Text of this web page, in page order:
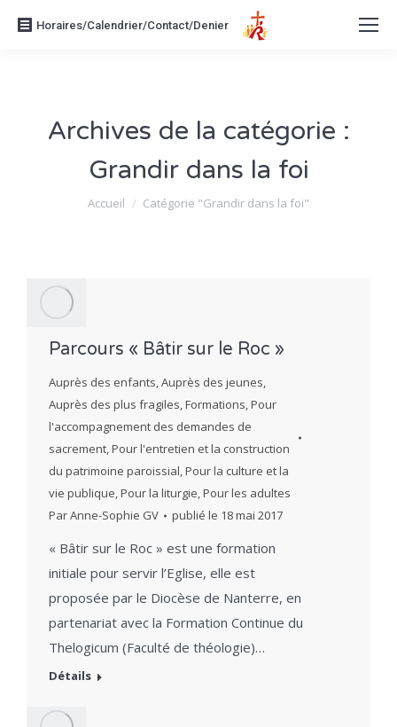
Horaires/Calendrier/Contact/Denier
Archives de la catégorie :
Grandir dans la foi
Vous êtes ici :
Accueil Catégorie "Grandir dans la foi"
Parcours « Bâtir sur le Roc »
Auprès des enfants,Auprès des jeunes,
Auprès des plus fragiles,Formations,Pour
l'accompagnement des demandes de
sacrement,Pour l'entretien et la construction
du patrimoine paroissial,Pour la culture et la
vie publique,Pour la liturgie,Pour les adultes
ParAnne-Sophie GV publié le 18 mai 2017
« Bâtir sur le Roc » est une formation
initiale pour servir l’Eglise, elle est
proposée par le Diocèse de Nanterre, en
partenariat avec la Formation Continue du
Thelogicum (Faculté de théologie)…
Détails